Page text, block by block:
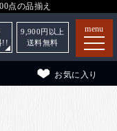
点の品揃え
menu
お気に入り
!!
9,900 円以上
送料無料